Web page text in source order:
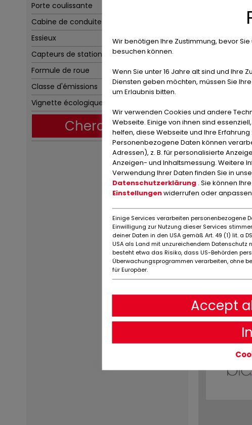
Porte coulissante
Cabine de conduite
Essieux
Capteurs de stationnement
Formule de roue
Classe d'émissions
Vignette écologique
Chercher
une
une
Wir benötigen Ihre Zustimmung, bevor
besuchen können.
Wenn Sie unter 16 Jahre alt sind und Ihre
Diensten geben möchten, müssen Sie
um Erlaubnis bitten.
Wir verwenden Cookies und andere
Webseite. Einige von ihnen sind
helfen, diese Webseite und Ihre
Personenbezogene Daten können
Adressen), z. B. für personalisierte
Anzeigen- und Inhaltsmessung. Weitere
Verwendung Ihrer Daten finden Sie in
Datenschutzerklärung . Sie können
Einstellungenwiderrufen oder
Einige Services verarbeiten personenbezogene
Einwilligung zur Nutzung dieser Services
deiner Daten in den USA gemäß Art. 49 (1) lit. a
USA als Land mit unzureichendem Datenschutz
besteht etwa das Risiko, dass US-Behörden
Überwachungsprogrammen verarbeiten, ohne
für Europäer.
Accept